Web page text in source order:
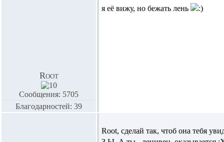
Root
Сообщения: 5705
Благодарностей: 39
я её вижу, но бежать лень
Root, сделай так, чтоб она тебя